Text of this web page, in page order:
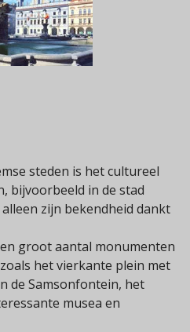
steden is het cultureel
bijvoorbeeld in de stad
zijn bekendheid dankt
groot aantal monumenten
het vierkante plein met
de Samsonfontein, het
musea en